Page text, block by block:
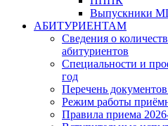
Выпускники
АБИТУРИЕНТАМ
Сведения о
абитуриентов
Специальности и
год
Перечень
Режим работы
Правила приема